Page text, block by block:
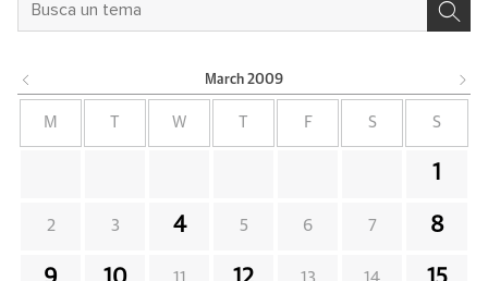
March 2009
M W F S S
1
2 3 4 5 6 7 8